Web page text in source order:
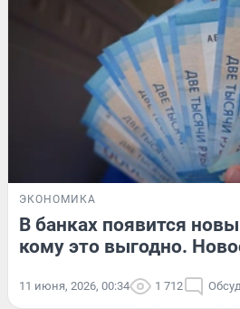
ЭКОНОМИКА
В банках появится
кому это выгодно.
11 июня, 2026, 00:34 1 712